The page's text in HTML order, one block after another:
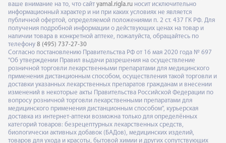
ваше внимание на то, что сайт yamal.rigla.ru носит исключительно
информационный характер и ни при каких условиях не является
публичной офертой, определяемой положениями п. 2 ст. 437 ГК РФ. Для
получения подробной информации о действующих ценах на товар и
наличии товара в конкретной аптеке, пожалуйста, обращайтесь по
телефону 8 (495) 737-27-30
Согласно постановлению Правительства РФ от 16 мая 2020 года № 697
"Об утверждении Правил выдачи разрешения на осуществление
розничной торговли лекарственными препаратами для медицинского
применения дистанционным способом, осуществления такой торговли и
доставки указанных лекарственных препаратов гражданам и внесении
изменений в некоторые акты Правительства Российской Федерации по
вопросу розничной торговли лекарственными препаратами для
медицинского применения дистанционным способом", курьерская
доставка из интернет-аптеки возможна только для определённых
категорий товаров: безрецептурных лекарственных средств,
биологически активных добавок (БАДов), медицинских изделий,
товаров для ухода и красоты, бытовой химии и других сопутствующих